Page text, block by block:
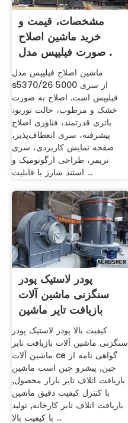
مشخصات، قیمت و
خرید ماشین اصلاح
صورت فیلیپس مدل .
ماشین اصلاح فیلیپس مدل
s5370/26 از سری 5000
فیلیپس است. اصلاح به صورت
خشک و مرطوب، حالت توربو،
باتری قدرتمند، فناوری اصلاح
پیشرفته، سری انعطاف‌پذیر،
صفحه نمایش کاربردی، سری
تریمر، طراحی ارگونومیک و
استند شارژ با قابلیت ...
پودر لاستیک پودر
سنگزنی ماشین آلات
بازیافت تایر ماشین
آلات ...
کیفیت بالا پودر لاستیک پودر
سنگزنی ماشین آلات بازیافت تایر
ماشین آلات ce گواهی نامه از
چین, پیشرو چین است ماشین
بازیافت اتلاف تایر بازار محصول,
با کنترل کیفیت دقیق ماشین
بازیافت اتلاف تایر کارخانه, تولید
با کیفیت بالا ...